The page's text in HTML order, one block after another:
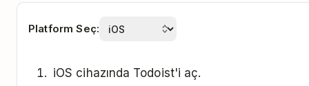
Platform Seç:
iOS cihazında Todoist'i aç.